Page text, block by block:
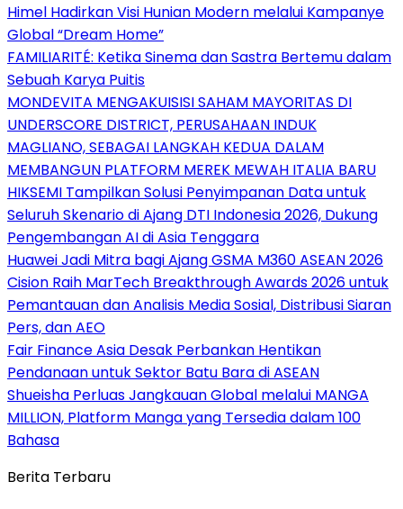
Himel Hadirkan Visi Hunian Modern melalui Kampanye
Global “Dream Home”
FAMILIARITÉ: Ketika Sinema dan Sastra Bertemu dalam
Sebuah Karya Puitis
MONDEVITA MENGAKUISISI SAHAM MAYORITAS DI
UNDERSCORE DISTRICT, PERUSAHAAN INDUK
MAGLIANO, SEBAGAI LANGKAH KEDUA DALAM
MEMBANGUN PLATFORM MEREK MEWAH ITALIA BARU
HIKSEMI Tampilkan Solusi Penyimpanan Data untuk
Seluruh Skenario di Ajang DTI Indonesia 2026, Dukung
Pengembangan AI di Asia Tenggara
Huawei Jadi Mitra bagi Ajang GSMA M360 ASEAN 2026
Cision Raih MarTech Breakthrough Awards 2026 untuk
Pemantauan dan Analisis Media Sosial, Distribusi Siaran
Pers, dan AEO
Fair Finance Asia Desak Perbankan Hentikan
Pendanaan untuk Sektor Batu Bara di ASEAN
Shueisha Perluas Jangkauan Global melalui MANGA
MILLION, Platform Manga yang Tersedia dalam 100
Bahasa
Berita Terbaru